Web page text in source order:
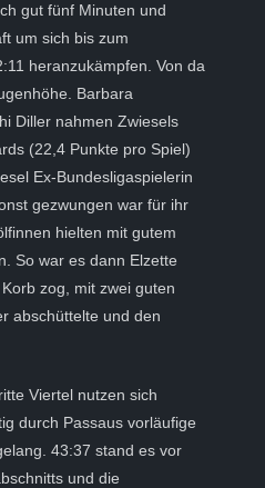
gut fünf Minuten und
um sich bis zum
heranzukämpfen. Von da
Barbara
Diller nahmen Zwiesels
(22,4 Punkte pro Spiel)
Ex-Bundesligaspielerin
gezwungen war für ihr
hielten mit gutem
So war es dann Elzette
zog, mit zwei guten
abschüttelte und den
Viertel nutzen sich
durch Passaus vorläufige
43:37 stand es vor
und die